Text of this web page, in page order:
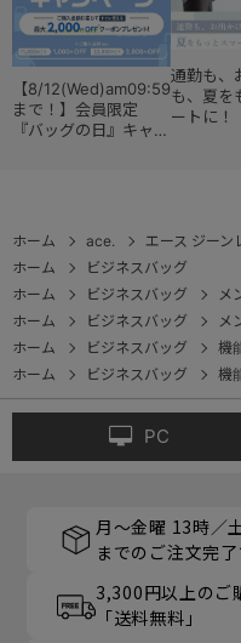
【8/12(Wed)am09:59
まで！】会員限定
『バッグの日』キャン
通勤も、
も、夏を
ートに！
ホーム ace. エース ジーン
ホーム
ビジネスバッグ
ホーム
ビジネスバッグ
メ
ホーム
ビジネスバッグ メ
ホーム
ビジネスバッグ
機
ホーム
ビジネスバッグ 機
PC
月～金曜 13時／
までのご注文完了
3,300円以上のご
「送料無料」